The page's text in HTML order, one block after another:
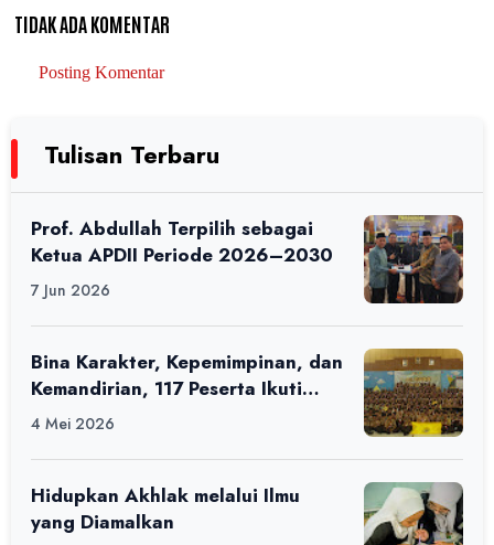
TIDAK ADA KOMENTAR
Posting Komentar
Tulisan Terbaru
Prof. Abdullah Terpilih sebagai
Ketua APDII Periode 2026–2030
7 Jun 2026
Bina Karakter, Kepemimpinan, dan
Kemandirian, 117 Peserta Ikuti
Alfaro Camp di MAN 1 Darussalam
4 Mei 2026
Hidupkan Akhlak melalui Ilmu
yang Diamalkan